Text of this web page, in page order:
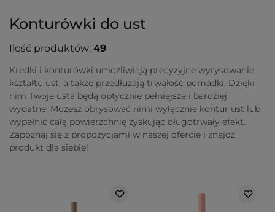
Konturówki do ust
Ilość produktów: 49
Kredki i konturówki umożliwiają precyzyjne wyrysowanie
kształtu ust, a także przedłużają trwałość pomadki. Dzięki
nim Twoje usta będą optycznie pełniejsze i bardziej
wydatne. Możesz obrysować nimi wyłącznie kontur ust lub
wypełnić całą powierzchnię zyskując długotrwały efekt.
Zapoznaj się z propozycjami w naszej ofercie i znajdź
produkt dla siebie!